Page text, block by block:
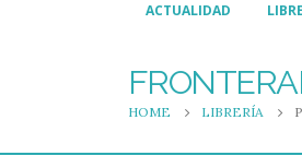
ACTUALIDAD
HOME LIBRERÍA